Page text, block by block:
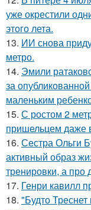
уже окрестили
этого лета.
13. ИИ снова
метро.
14. Эмили
за
маленьким
15. С ростом 2
пришельцем даже
16. Сестра Ольги
активный образ
тренировки, а про
17. Генри кавилл
18. "Будто